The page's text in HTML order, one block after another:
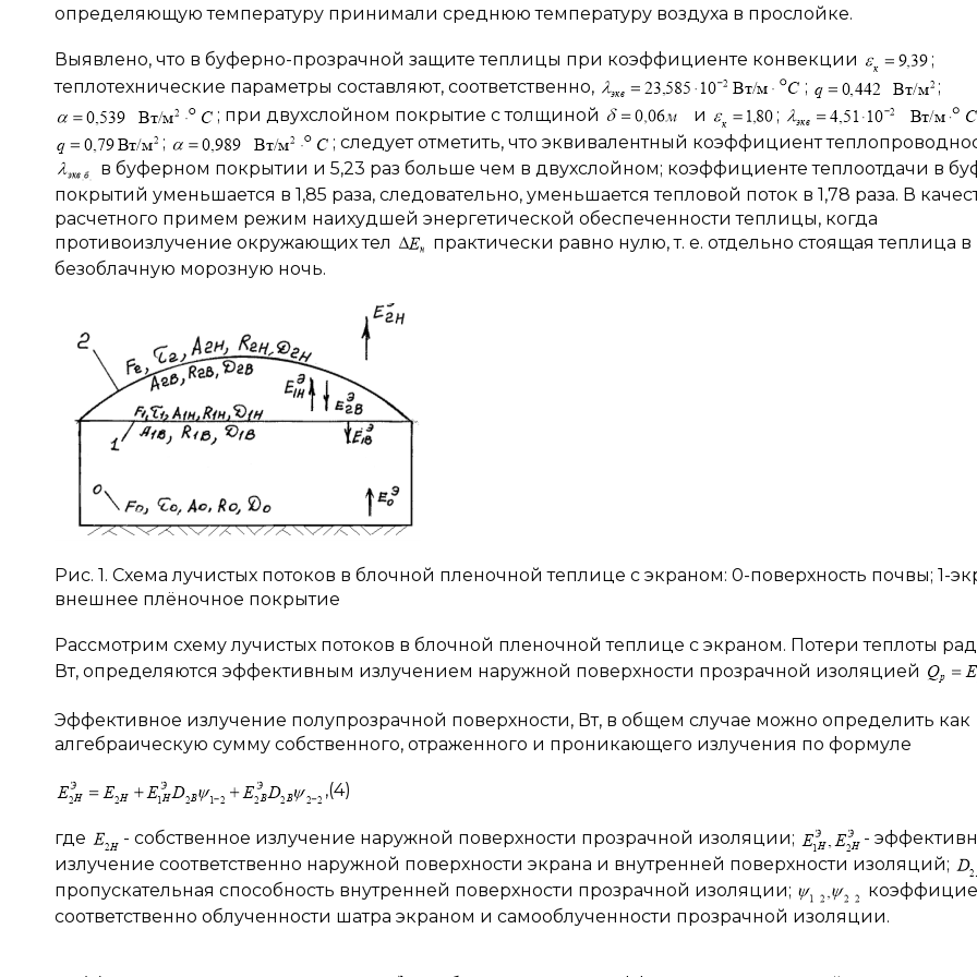
определяющую температуру принимали среднюю температуру воздуха в прослойке.
Выявлено, что в буферно-прозрачной защите теплицы при коэффициенте конвекции
;
теплотехнические параметры составляют, соответственно,
;
;
; при двухслойном покрытие с толщиной
и ;
;
; следует отметить, что эквивалентный коэффициент
в буферном покрытии и 5,23 раз больше чем в двухслойном; коэффициенте теплоотдачи в
покрытий уменьшается в 1,85 раза, следовательно, уменьшается тепловой поток в 1,78 раза. В
расчетного примем режим наихудшей энергетической обеспеченности теплицы, когда
противоизлучение окружающих тел
практически равно нулю, т. е. отдельно стоящая теплица в
безоблачную морозную ночь.
Рис. 1. Схема лучистых потоков в блочной пленочной теплице с экраном: 0-поверхность почвы; 1-
внешнее плёночное покрытие
Рассмотрим схему лучистых потоков в блочной пленочной теплице с экраном. Потери теплоты
Вт, определяются эффективным излучением наружной поверхности прозрачной изоляцией
Эффективное излучение полупрозрачной поверхности, Вт, в общем случае можно определить как
алгебраическую сумму собственного, отраженного и проникающего излучения по формуле
,(4)
где - собственное излучение наружной поверхности прозрачной изоляции;
-
излучение соответственно наружной поверхности экрана и внутренней поверхности изоляций;
пропускательная способность внутренней поверхности прозрачной изоляции;
соответственно облученности шатра экраном и самооблученности прозрачной изоляции.